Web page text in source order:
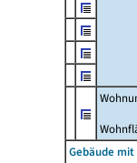
Gebäude